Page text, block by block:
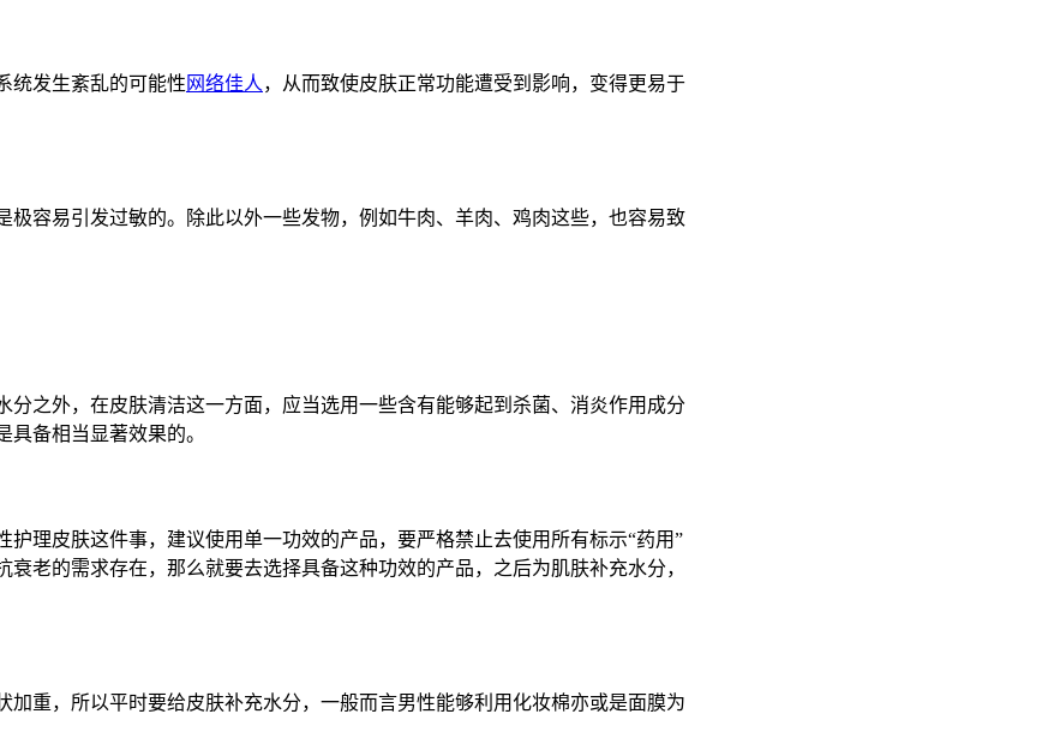
统发生紊乱的可能性 网络佳人 ，从而致使皮肤正常功能遭受到影响，变得更易于
容易引发过敏的。除此以外一些发物，例如牛肉、羊肉、鸡肉这些，也容易致
之外，在皮肤清洁这一方面，应当选用一些含有能够起到杀菌、消炎作用成分
备相当显著效果的。
理皮肤这件事，建议使用单一功效的产品，要严格禁止去使用所有标示“药用”
老的需求存在，那么就要去选择具备这种功效的产品，之后为肌肤补充水分，
重，所以平时要给皮肤补充水分，一般而言男性能够利用化妆棉亦或是面膜为